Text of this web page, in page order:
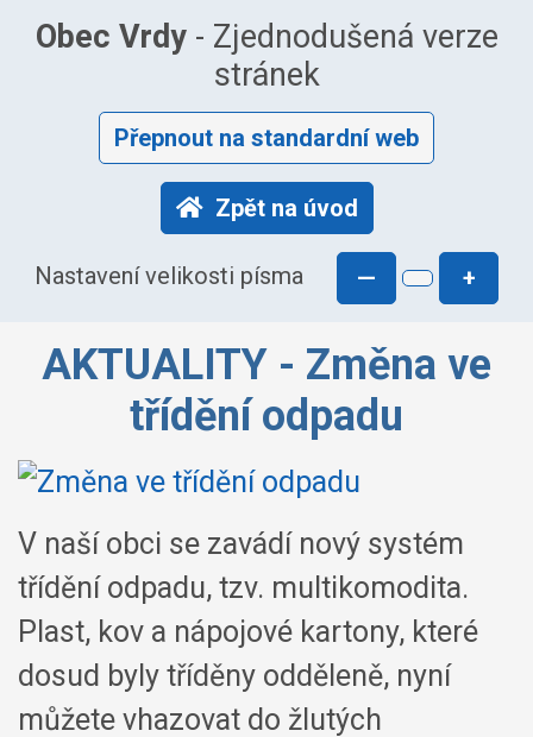
Obec Vrdy- Zjednodušená verze
stránek
Přepnout na standardní web
Zpět na úvod
Nastavení velikosti písma — +
AKTUALITY - Změna ve
třídění odpadu
V naší obci se zavádí nový systém
třídění odpadu, tzv. multikomodita.
Plast, kov a nápojové kartony, které
dosud byly tříděny odděleně, nyní
můžete vhazovat do žlutých